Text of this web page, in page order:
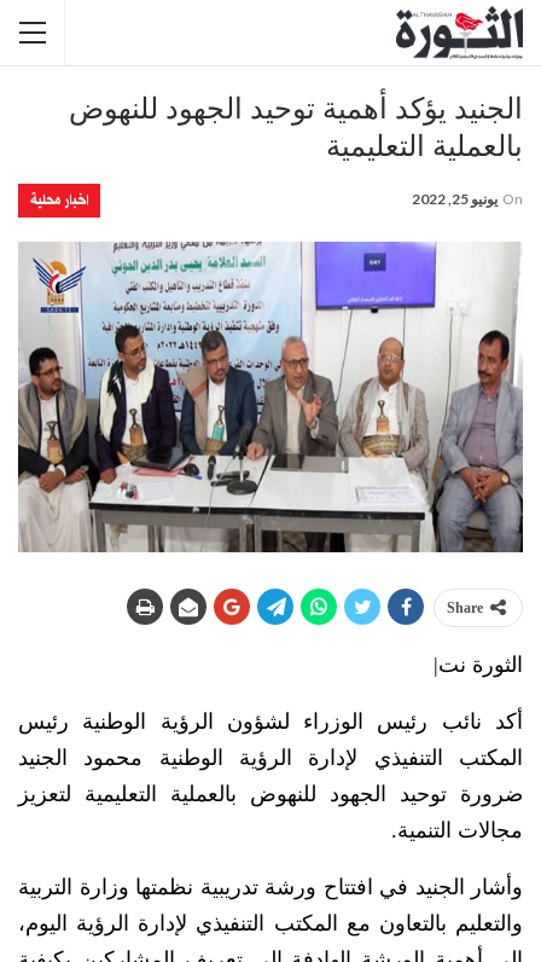
الجنيد يؤكد أهمية توحيد الجهود للنهوض
بالعملية التعليمية
اخبار محلية On يونيو 25, 2022
Share
الثورة نت|
أكد نائب رئيس الوزراء لشؤون الرؤية الوطنية رئيس
المكتب التنفيذي لإدارة الرؤية الوطنية محمود الجنيد
ضرورة توحيد الجهود للنهوض بالعملية التعليمية لتعزيز
مجالات التنمية.
وأشار الجنيد في افتتاح ورشة تدريبية نظمتها وزارة التربية
والتعليم بالتعاون مع المكتب التنفيذي لإدارة الرؤية اليوم،